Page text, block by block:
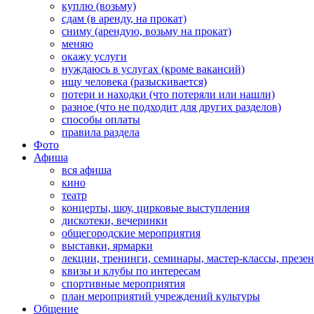
куплю (возьму)
сдам (в аренду, на прокат)
сниму (арендую, возьму на прокат)
меняю
окажу услуги
нуждаюсь в услугах (кроме вакансий)
ищу человека (разыскивается)
потери и находки (что потеряли или нашли)
разное (что не подходит для других разделов)
способы оплаты
правила раздела
Фото
Афиша
вся афиша
кино
театр
концерты, шоу, цирковые выступления
дискотеки, вечеринки
общегородские мероприятия
выставки, ярмарки
лекции, тренинги, семинары, мастер-классы,
квизы и клубы по интересам
спортивные мероприятия
план мероприятий учреждений культуры
Общение